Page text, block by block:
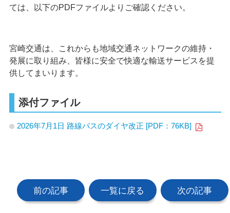
ては、以下のPDFファイルよりご確認ください。
宮崎交通は、これからも地域交通ネットワークの維持・
発展に取り組み、皆様に安全で快適な輸送サービスを提
供してまいります。
添付ファイル
2026年7月1日 路線バスのダイヤ改正 [PDF：76KB]
前の記事 一覧に戻る 次の記事